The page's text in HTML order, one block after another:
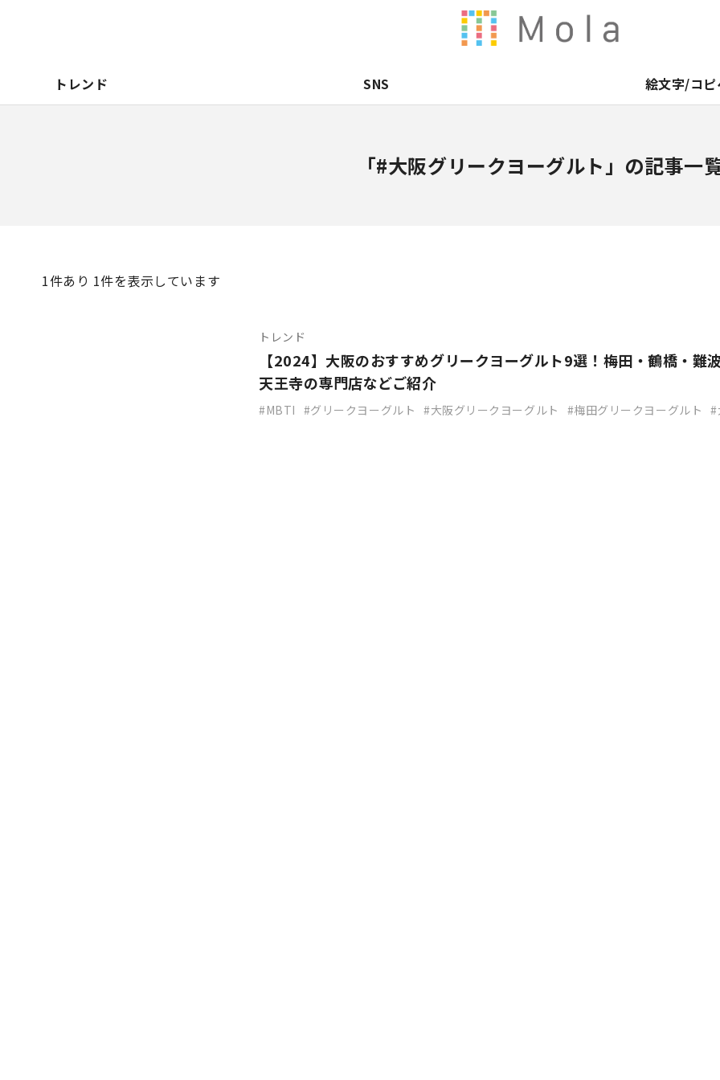
トレンド SNS 絵文字/コピ
「#大阪グリークヨーグルト」の記事一
1件あり 1件を表示しています
トレンド
【2024】大阪のおすすめグリークヨーグルト9選！梅田・鶴橋・難
天王寺の専門店などご紹介
MBTI グリークヨーグルト 大阪グリークヨーグルト 梅田グリークヨーグルト